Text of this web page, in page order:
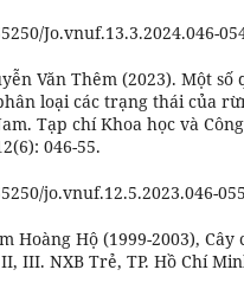
Jo.vnuf.13.3.2024.046-
Văn Thêm (2023). Một số
loại các trạng thái của
Tạp chí Khoa học và
046-55.
jo.vnuf.12.5.2023.046-055
Hoàng Hộ (1999-2003), Cây
III. NXB Trẻ, TP. Hồ Chí